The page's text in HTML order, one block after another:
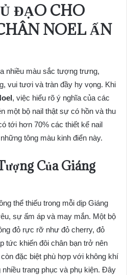
ĐẠO CHO
NOEL ẤN
nhiều màu sắc tượng trưng,
vui tươi và tràn đầy hy vọng. Khi
, việc hiểu rõ ý nghĩa của các
một bộ nail thật sự có hồn và thu
tới hơn 70% các thiết kế nail
tông màu kinh điển này.
Của Giáng
thể thiếu trong mỗi dịp Giáng
sự ấm áp và may mắn. Một bộ
đỏ rực rỡ như đỏ cherry, đỏ
tức khiến đôi chân bạn trở nên
đặc biệt phù hợp với không khí
trang phục và phụ kiện. Đây